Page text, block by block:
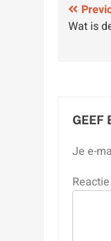
Wat is
GEEF
Je e-
Reactie